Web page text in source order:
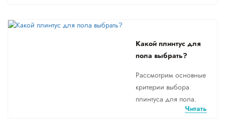
Какой плинтус для
пола выбрать?
Рассмотрим основные
критерии выбора
плинтуса для пола.
Читать